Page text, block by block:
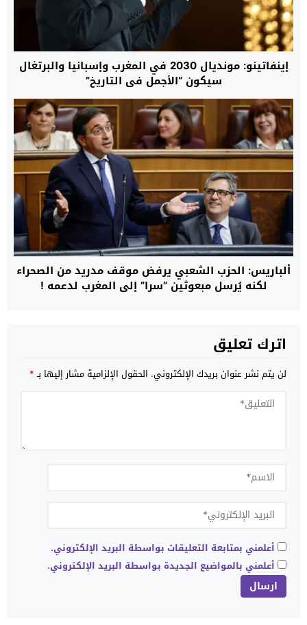
إينفاتينو: مونديال 2030 في المغرب وإسبانيا والبرتغال
سيكون “الأجمل في التاريخ”
ألباريس: الحزب الشعبي يرفض موقف مدريد من الصحراء
لكنه يُرسل مبعوثين “سرا” إلى المغرب لدعمه !
اترك تعليق
لن يتم نشر عنوان بريدك الإلكتروني. الحقول الإلزامية مشار إليها بـ*
أعلمني بمتابعة التعليقات بواسطة البريد الإلكتروني.
أعلمني بالمواضيع الجديدة بواسطة البريد الإلكتروني.